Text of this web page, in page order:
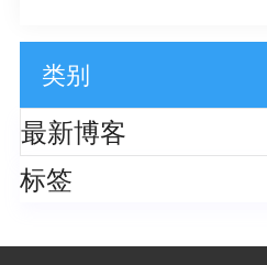
类别
最新博客
标签